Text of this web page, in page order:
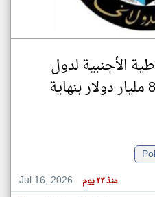
الأجنبية لدول
الخليج تبلغ 874 مليار دولار بنهاية
Jul 16, 2026
منذ ٢٣ يوم